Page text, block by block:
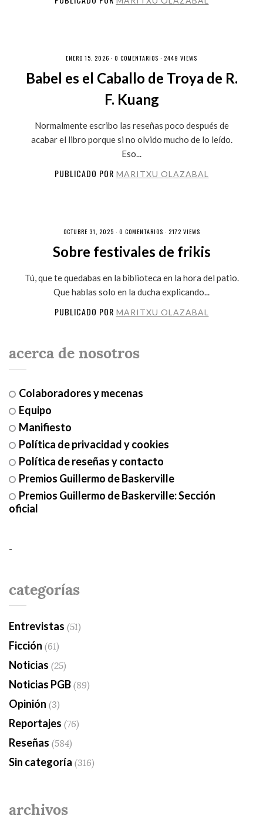
ENERO 15, 2026 · 0 COMENTARIOS · 2449 VIEWS
Babel es el Caballo de Troya de R.
F. Kuang
Normalmente escribo las reseñas poco después de
acabar el libro porque si no olvido mucho de lo leído.
Eso...
PUBLICADO POR MARITXU OLAZABAL
OCTUBRE 31, 2025 · 0 COMENTARIOS · 2172 VIEWS
Sobre festivales de frikis
Tú, que te quedabas en la biblioteca en la hora del patio.
Que hablas solo en la ducha explicando...
PUBLICADO POR MARITXU OLAZABAL
acerca de nosotros
Colaboradores y mecenas
Equipo
Manifiesto
Política de privacidad y cookies
Política de reseñas y contacto
Premios Guillermo de Baskerville
Premios Guillermo de Baskerville: Sección
oficial
-
categorías
Entrevistas (51)
Ficción (61)
Noticias (25)
Noticias PGB(89)
Opinión (3)
Reportajes (76)
Reseñas (584)
Sin categoría (316)
archivos